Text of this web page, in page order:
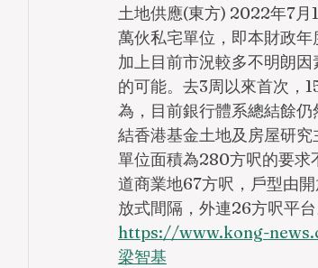
土地供應(東方) 2022年7月
萬伙私宅單位，即本財政
加上目前市況較多不明朗
的可能。去3周以來首次，
為，目前銀行體系總結餘
結香港基金土地及房屋研
單位面積為280方呎的要求
道商業地67方呎，戶型由
放式間隔，外連26方呎平台
https://www.kong-
梁智基